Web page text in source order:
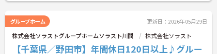
グループホーム 更新日：2026年05月29日
株式会社ソラストグループホームソラスト川間 株式会社ソラスト
【千葉県／野田市】年間休日120日以上♪グルー